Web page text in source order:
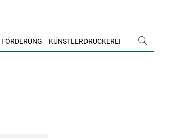
FÖRDERUNG KÜNSTLERDRUCKEREI